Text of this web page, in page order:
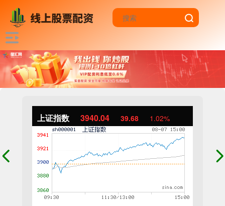
上证指数 3940.04 39.68 1.02%